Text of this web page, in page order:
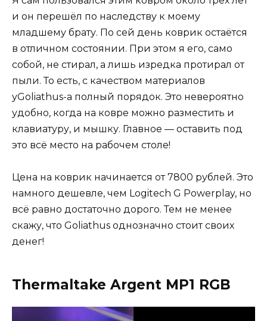
и он перешёл по наследству к моему
младшему брату. По сей день коврик остаётся
в отличном состоянии. При этом я его, само
собой, не стирал, а лишь изредка протирал от
пыли. То есть, с качеством материалов
уGoliathus-а полный порядок. Это невероятно
удобно, когда на ковре можно разместить и
клавиатуру, и мышку. Главное — оставить под
это всё место на рабочем столе!
Цена на коврик начинается от 7800 рублей. Это
намного дешевле, чем Logitech G Powerplay, но
всё равно достаточно дорого. Тем не менее
скажу, что Goliathus однозначно стоит своих
денег!
Thermaltake Argent MP1 RGB